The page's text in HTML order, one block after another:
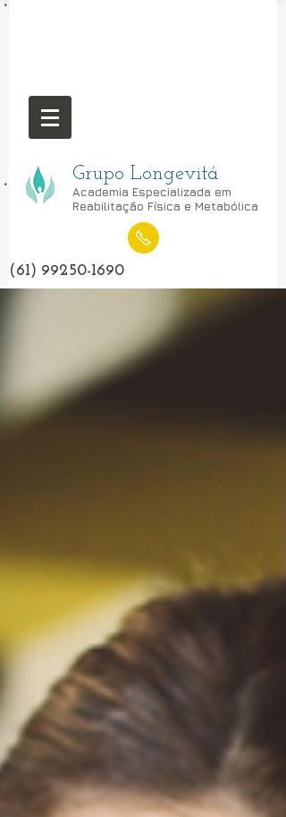
Grupo Longevitá
Academia Especializada em
Reabilitação Física e Metabólica
(61) 99250-1690